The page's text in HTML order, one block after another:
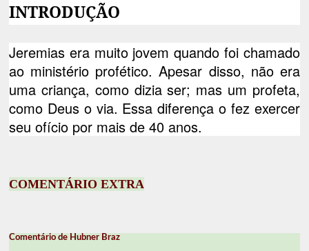
INTRODUÇÃO
Jeremias era muito jovem quando foi chamado
ao ministério profético. Apesar disso, não era
uma criança, como dizia ser; mas um profeta,
como Deus o via. Essa diferença o fez exercer
seu ofício por mais de 40 anos.
COMENTÁRIO EXTRA
Comentário de Hubner Braz